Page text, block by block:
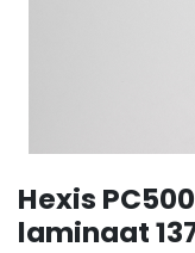
Hexis
laminaat